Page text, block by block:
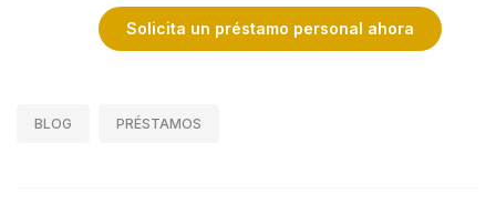
Solicita un préstamo personal ahora
BLOG PRÉSTAMOS